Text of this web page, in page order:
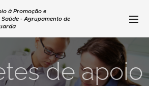
à Promoção e
- Agrupamento de
de apoio